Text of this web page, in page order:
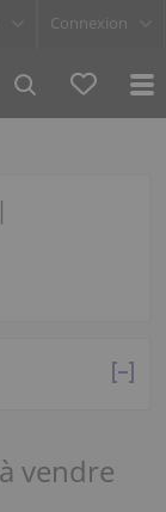
Connexion
vendre